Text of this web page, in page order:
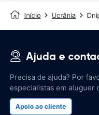
Início Ucrânia
Ajuda e
Precisa de ajuda? Por
especialistas em aluguer
Apoio ao cliente